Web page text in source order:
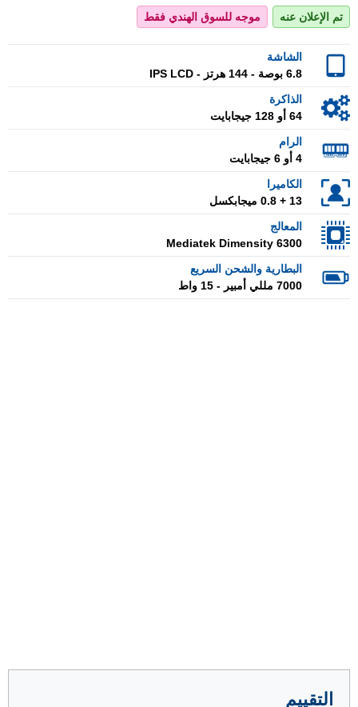
تم الإعلان عنه موجه للسوق الهندي فقط
الشاشة
6.8 بوصة - 144 هرتز - IPS LCD
الذاكرة
64 أو 128 جيجابايت
الرام
4 أو 6 جيجابايت
الكاميرا
13 + 0.8 ميجابكسل
المعالج
Mediatek Dimensity 6300
البطارية والشحن السريع
7000 مللي أمبير - 15 واط
التقييم